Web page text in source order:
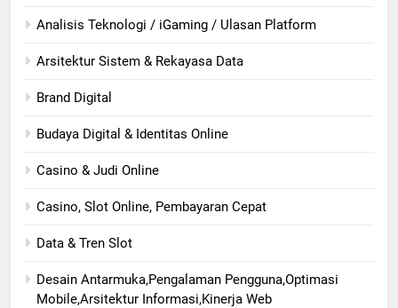
Analisis Teknologi / iGaming / Ulasan Platform
Arsitektur Sistem & Rekayasa Data
Brand Digital
Budaya Digital & Identitas Online
Casino & Judi Online
Casino, Slot Online, Pembayaran Cepat
Data & Tren Slot
Desain Antarmuka,Pengalaman Pengguna,Optimasi
Mobile,Arsitektur Informasi,Kinerja Web